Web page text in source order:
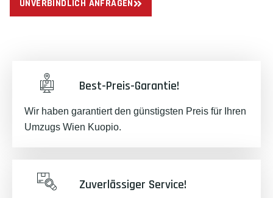
UNVERBINDLICH ANFRAGEN
Best-Preis-Garantie!
Wir haben garantiert den günstigsten Preis für Ihren
Umzugs Wien Kuopio.
Zuverlässiger Service!